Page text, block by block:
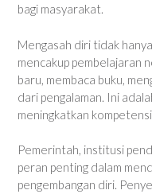
bagi masyarakat.
Mengasah diri tidak
mencakup pembelajaran
baru, membaca buku,
dari pengalaman. Ini
meningkatkan
Pemerintah, institusi
peran penting dalam
pengembangan diri.